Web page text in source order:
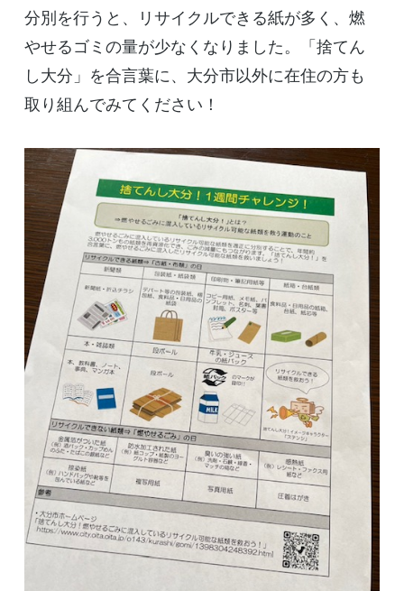
分別を行うと、リサイクルできる紙が多く、燃
やせるゴミの量が少なくなりました。「捨てん
し大分」を合言葉に、大分市以外に在住の方も
取り組んでみてください！